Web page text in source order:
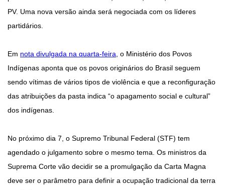
PV. Uma nova versão ainda será negociada com os líderes
partidários.
Em nota divulgada na quarta-feira, o Ministério dos Povos
Indígenas aponta que os povos originários do Brasil seguem
sendo vítimas de vários tipos de violência e que a reconfiguração
das atribuições da pasta indica “o apagamento social e cultural”
dos indígenas.
No próximo dia 7, o Supremo Tribunal Federal (STF) tem
agendado o julgamento sobre o mesmo tema. Os ministros da
Suprema Corte vão decidir se a promulgação da Carta Magna
deve ser o parâmetro para definir a ocupação tradicional da terra